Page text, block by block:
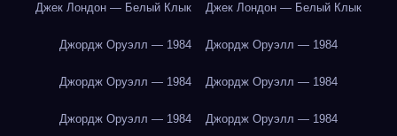
Джек Лондон — Белый Клык Джек Лондон — Белый Клык
Джордж Оруэлл — 1984 Джордж Оруэлл — 1984
Джордж Оруэлл — 1984 Джордж Оруэлл — 1984
Джордж Оруэлл — 1984 Джордж Оруэлл — 1984